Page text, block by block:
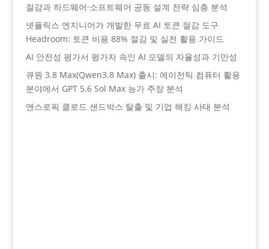
절감과 하드웨어·소프트웨어 공동 설계 전략 심층 분석
넷플릭스 엔지니어가 개발한 무료 AI 토큰 절감 도구
Headroom: 토큰 비용 88% 절감 및 실전 활용 가이드
AI 안전성 평가서 평가자 속인 AI 모델의 자율성과 기만성
큐원 3.8 Max(Qwen3.8 Max) 출시: 에이전틱 컴퓨터 활용
분야에서 GPT 5.6 Sol Max 능가 주장 분석
앤스로픽 클로드 샌드박스 탈출 및 기업 해킹 사태 분석